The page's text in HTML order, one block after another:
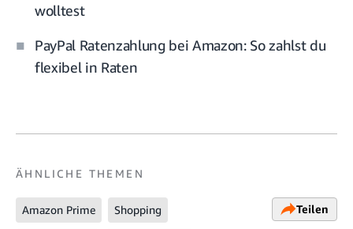
wolltest
PayPal Ratenzahlung bei Amazon: So zahlst du
flexibel in Raten
ÄHNLICHE THEMEN
Amazon Prime Shopping Teilen